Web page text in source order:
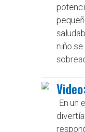
niño
En un